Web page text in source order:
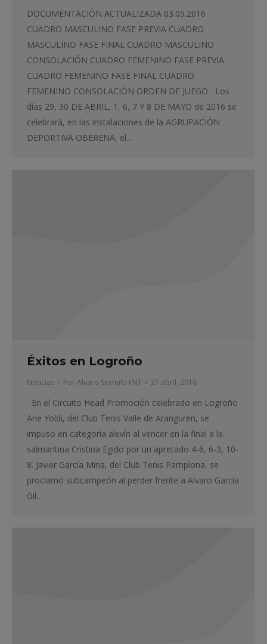
DOCUMENTACIÓN ACTUALIZADA 03.05.2016
CUADRO MASCULINO FASE PREVIA CUADRO
MASCULINO FASE FINAL CUADRO MASCULINO
CONSOLACIÓN CUADRO FEMENINO FASE PREVIA
CUADRO FEMENINO FASE FINAL CUADRO
FEMENINO CONSOLACIÓN ORDEN DE JUEGO Los
días 29, 30 DE ABRIL, 1, 6, 7 Y 8 DE MAYO de 2016 se
celebrará, en las instalaciones de la AGRUPACIÓN
DEPORTIVA OBERENA, el…
Éxitos en Logroño
Noticias PorAlvaro Sexmilo FNT 21 abril, 2016
En el Circuito Head Promoción celebrado en Logroño
Ane Yoldi, del Club Tenis Valle de Aranguren, se
impuso en categoría alevín al vencer en la final a la
salmantina Cristina Egido por un apretado 4-6, 6-3, 10-
8. Javier García Mina, del Club Tenis Pamplona, se
proclamó subcampeón al perder frente a Alvaro García
Gil…